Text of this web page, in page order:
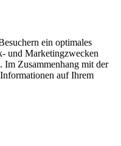
ein optimales
und Marketingzwecken
Im Zusammenhang mit der
auf Ihrem